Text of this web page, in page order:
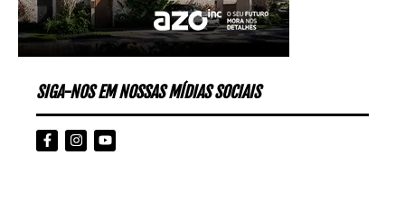
SIGA-NOS EM NOSSAS MÍDIAS SOCIAIS